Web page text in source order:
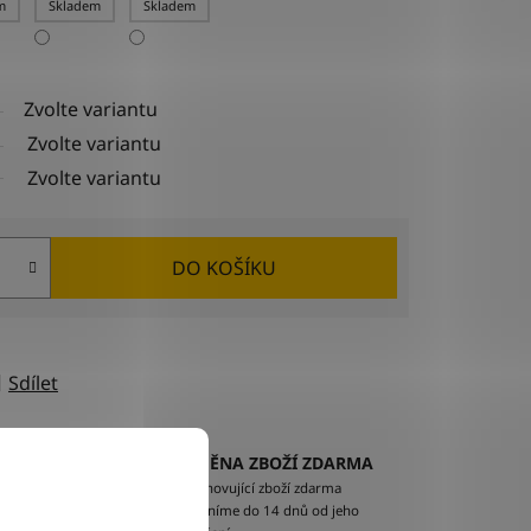
Skladem Skladem
Zvolte variantu
Zvolte variantu
Zvolte variantu
DO KOŠÍKU
Sdílet
na
VÝMĚNA ZBOŽÍ ZDARMA
Nevyhovující zboží zdarma
vyměníme do 14 dnů od jeho